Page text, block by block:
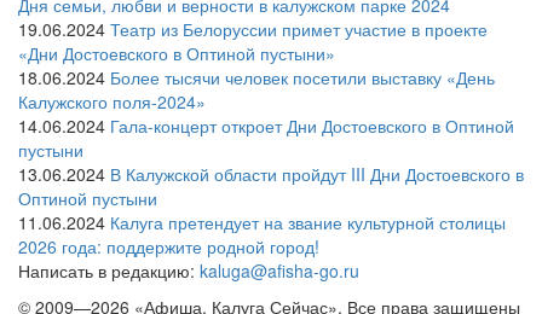
Дня семьи, любви и верности в калужском парке 2024
19.06.2024 Театр из Белоруссии примет участие в проекте
«Дни Достоевского в Оптиной пустыни»
18.06.2024 Более тысячи человек посетили выставку «День
Калужского поля-2024»
14.06.2024 Гала-концерт откроет Дни Достоевского в Оптиной
пустыни
13.06.2024 В Калужской области пройдут III Дни Достоевского в
Оптиной пустыни
11.06.2024 Калуга претендует на звание культурной столицы
2026 года: поддержите родной город!
Написать в редакцию: kaluga@afisha-go.ru
© 2009—2026 «Афиша. Калуга Сейчас». Все права защищены